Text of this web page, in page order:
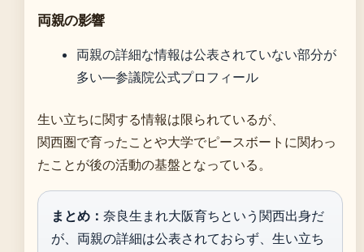
両親の影響
両親の詳細な情報は公表されていない部分が
多い—参議院公式プロフィール
生い立ちに関する情報は限られているが、
関西圏で育ったことや大学でピースボートに関わっ
たことが後の活動の基盤となっている。
まとめ： 奈良生まれ大阪育ちという関西出身だ
が、両親の詳細は公表されておらず、生い立ち